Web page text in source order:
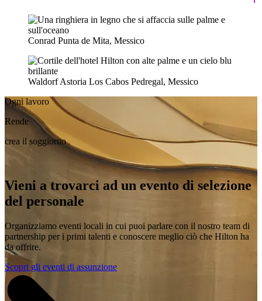
Conrad Punta de Mita, Messico
Waldorf Astoria Los Cabos Pedregal, Messico
Ogni lavoro
Rende
crea il soggiorno
Vieni a trovarci ad un evento di selezione
del personale
Organizziamo eventi locali in cui puoi parlare con il nostro team di
partnership per i primi talenti e conoscere meglio ciò che Hilton ha
da offrire.
Scopri gli eventi di assunzione